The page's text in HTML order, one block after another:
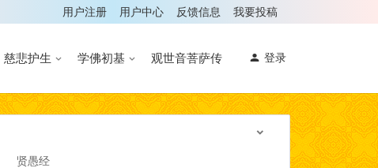
用户注册 用户中心 反馈信息 我要投稿
登录
慈悲护生 学佛初基 观世音菩萨传
贤愚经